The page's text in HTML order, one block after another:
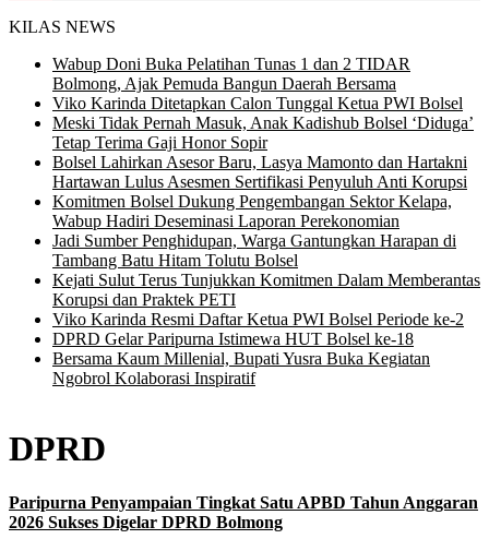
KILAS NEWS
Wabup Doni Buka Pelatihan Tunas 1 dan 2 TIDAR
Bolmong, Ajak Pemuda Bangun Daerah Bersama
Viko Karinda Ditetapkan Calon Tunggal Ketua PWI Bolsel
Meski Tidak Pernah Masuk, Anak Kadishub Bolsel ‘Diduga’
Tetap Terima Gaji Honor Sopir
Bolsel Lahirkan Asesor Baru, Lasya Mamonto dan Hartakni
Hartawan Lulus Asesmen Sertifikasi Penyuluh Anti Korupsi
Komitmen Bolsel Dukung Pengembangan Sektor Kelapa,
Wabup Hadiri Deseminasi Laporan Perekonomian
Jadi Sumber Penghidupan, Warga Gantungkan Harapan di
Tambang Batu Hitam Tolutu Bolsel
Kejati Sulut Terus Tunjukkan Komitmen Dalam Memberantas
Korupsi dan Praktek PETI
Viko Karinda Resmi Daftar Ketua PWI Bolsel Periode ke-2
DPRD Gelar Paripurna Istimewa HUT Bolsel ke-18
Bersama Kaum Millenial, Bupati Yusra Buka Kegiatan
Ngobrol Kolaborasi Inspiratif
DPRD
Paripurna Penyampaian Tingkat Satu APBD Tahun Anggaran
2026 Sukses Digelar DPRD Bolmong